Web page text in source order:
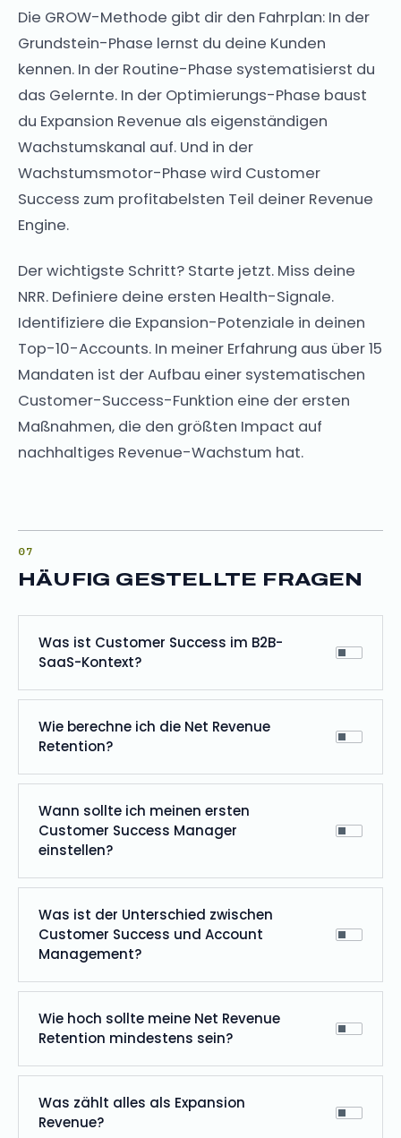
Die GROW-Methode gibt dir den Fahrplan: In der
Grundstein-Phase lernst du deine Kunden
kennen. In der Routine-Phase systematisierst du
das Gelernte. In der Optimierungs-Phase baust
du Expansion Revenue als eigenständigen
Wachstumskanal auf. Und in der
Wachstumsmotor-Phase wird Customer
Success zum profitabelsten Teil deiner Revenue
Engine.
Der wichtigste Schritt? Starte jetzt. Miss deine
NRR. Definiere deine ersten Health-Signale.
Identifiziere die Expansion-Potenziale in deinen
Top-10-Accounts. In meiner Erfahrung aus über 15
Mandaten ist der Aufbau einer systematischen
Customer-Success-Funktion eine der ersten
Maßnahmen, die den größten Impact auf
nachhaltiges Revenue-Wachstum hat.
HÄUFIG GESTELLTE FRAGEN
Was ist Customer Success im B2B-
SaaS-Kontext?
Wie berechne ich die Net Revenue
Retention?
Wann sollte ich meinen ersten
Customer Success Manager
einstellen?
Was ist der Unterschied zwischen
Customer Success und Account
Management?
Wie hoch sollte meine Net Revenue
Retention mindestens sein?
Was zählt alles als Expansion
Revenue?